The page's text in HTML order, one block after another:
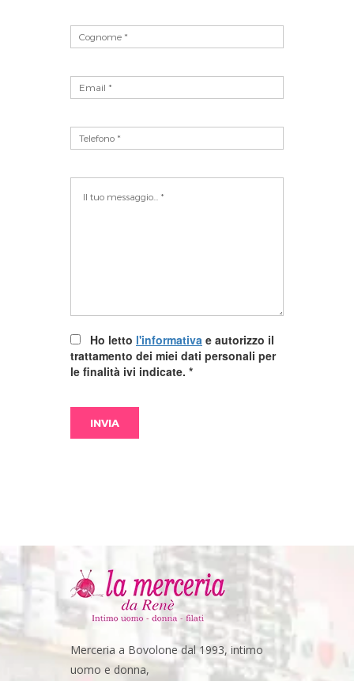
Ho letto l'informativa e autorizzo il
trattamento dei miei dati personali per
le finalità ivi indicate. *
Merceria a Bovolone dal 1993, intimo
uomo e donna,